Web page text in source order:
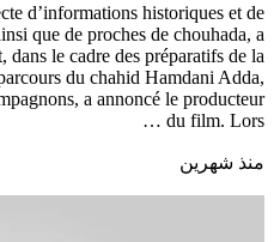
d’informations historiques et de
que de proches de chouhada, a
dans le cadre des préparatifs de la
du chahid Hamdani Adda,
a annoncé le producteur
du film. Lors …
منذ شهرين